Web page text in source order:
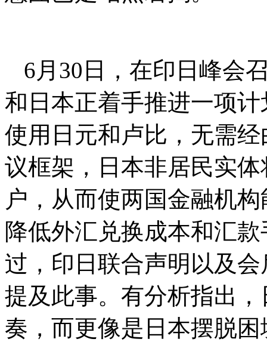
6月30日，在印日峰会
和日本正着手推进一项
使用日元和卢比，无需
议框架，日本非居民实
户，从而使两国金融机
降低外汇兑换成本和汇
过，印日联合声明以及
提及此事。有分析指出
奏，而更像是日本摆脱